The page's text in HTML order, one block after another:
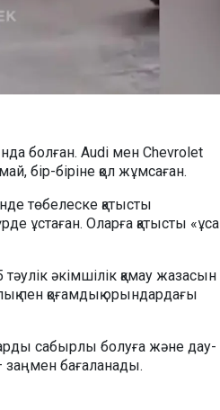
болған. Audi мен Chevrolet
бір-біріне қол жұмсаған.
төбелеске қатысты
ұстаған. Оларға қатысты «ұсақ
әкімшілік қамау жазасын
пен қоғамдық орындардағы
сабырлы болуға және дау-
заңмен бағаланады.